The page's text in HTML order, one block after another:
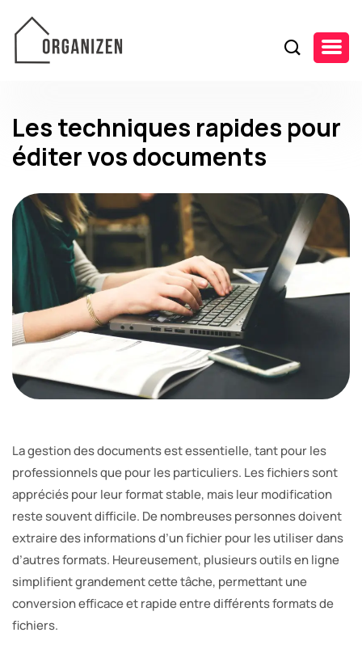
Les techniques rapides pour
éditer vos documents
La gestion des documents est essentielle, tant pour les
professionnels que pour les particuliers. Les fichiers sont
appréciés pour leur format stable, mais leur modification
reste souvent difficile. De nombreuses personnes doivent
extraire des informations d’un fichier pour les utiliser dans
d’autres formats. Heureusement, plusieurs outils en ligne
simplifient grandement cette tâche, permettant une
conversion efficace et rapide entre différents formats de
fichiers.